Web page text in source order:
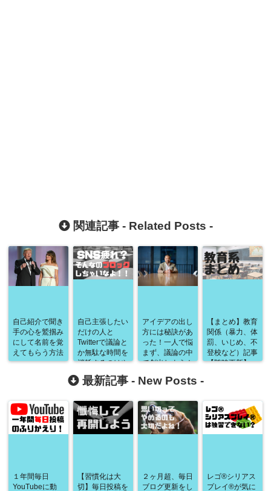
関連記事 - Related Posts -
自己紹介で聞き
手の心を鷲掴み
にして名前を覚
えてもらう方法
自己主張したい
だけの人と
Twitterで議論と
か無駄な時間を
消耗するのはや
めよう。
アイデアの出し
方には秘訣があ
った！一人で悩
まず、議論の中
で創出しよう！
【まとめ】教育
関係（暴力、体
罰、いじめ、不
登校など）記事
【随時更新】
最新記事 - New Posts -
１年間毎日
YouTubeに動
【習慣化は大
切】毎日投稿を
２ヶ月超、毎日
ブログ更新をし
レゴ®シリアス
プレイ®が気に